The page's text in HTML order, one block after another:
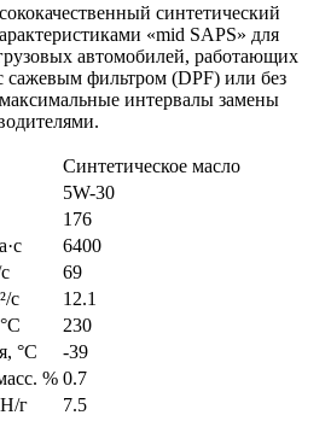
синтетический
«mid SAPS» для
автомобилей, работающих
сажевым фильтром (DPF) или без
интервалы замены
Синтетическое масло
5W-30
176
6400
69
с
12.1
230
°C
-39
% 0.7
г
7.5